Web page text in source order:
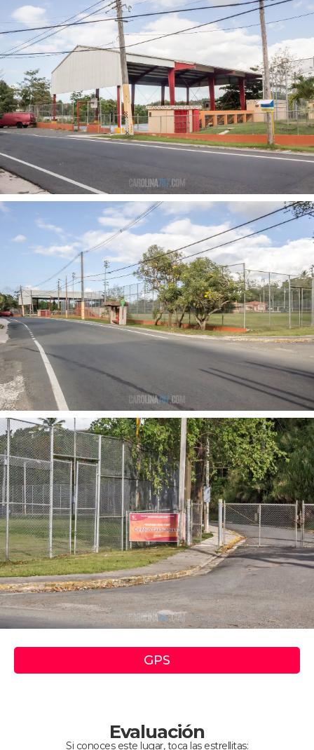
GPS
Evaluación
Si conoces este lugar, toca las estrellitas: